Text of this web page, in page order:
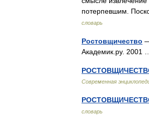
потерпевшим.
словарь
Ростовщичество
Академик.ру. 2001
Современная
словарь